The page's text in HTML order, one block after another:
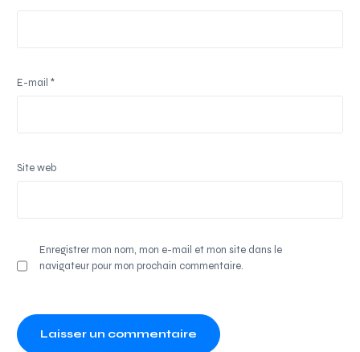
E-mail*
Site web
Enregistrer mon nom, mon e-mail et mon site dans le
navigateur pour mon prochain commentaire.